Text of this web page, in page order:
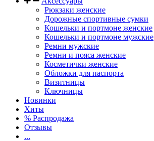
Рюкзаки женские
Дорожные спортивные сумки
Кошельки и портмоне женские
Кошельки и портмоне мужские
Ремни мужские
Ремни и пояса женские
Косметички женские
Обложки для паспорта
Визитницы
Ключницы
Новинки
Хиты
% Распродажа
Отзывы
...